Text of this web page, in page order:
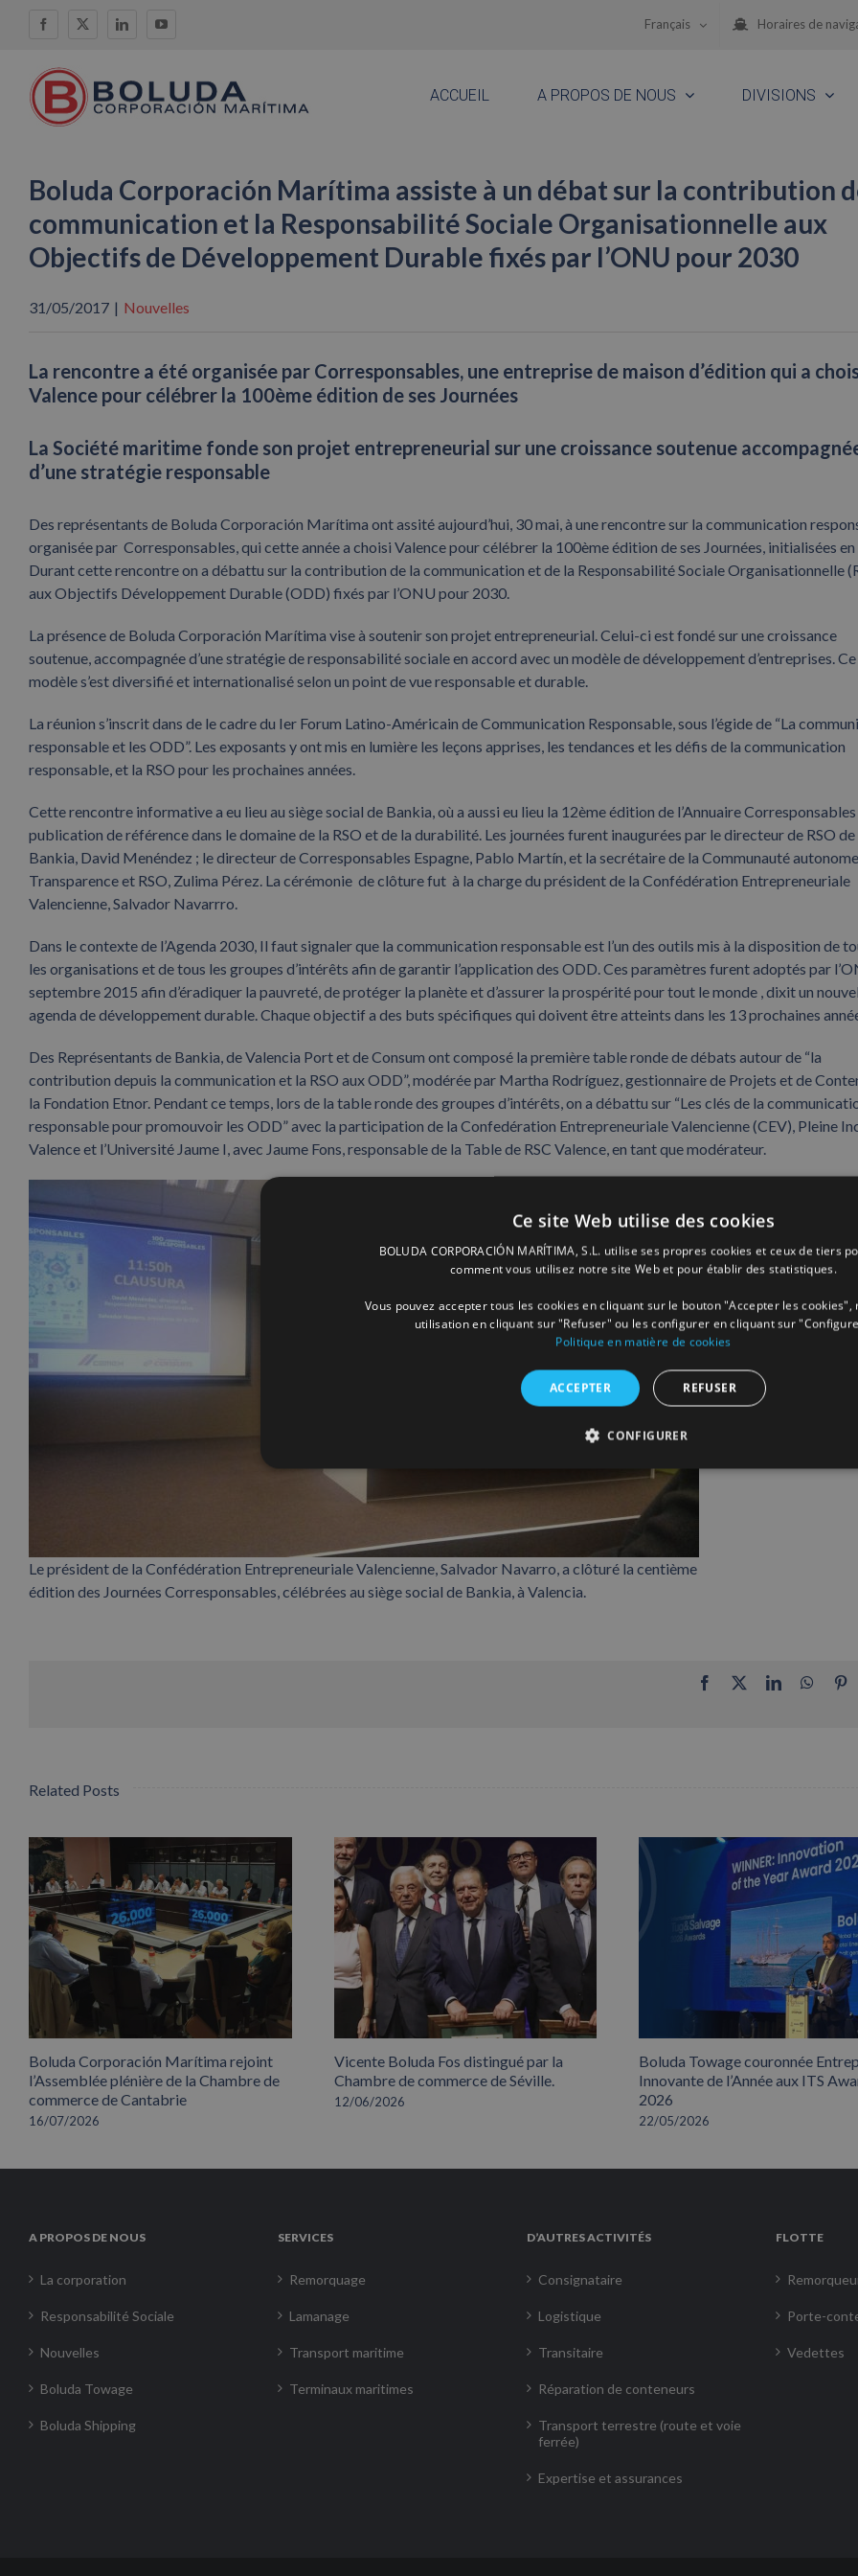
Facebook
X LinkedInYouTube Français Horaires de
ACCUEIL A PROPOS DE NOUS DIVISIONS
Boluda Corporación Marítima assiste à un débat sur la contribution
communication et la Responsabilité Sociale Organisationnelle aux
Objectifs de Développement Durable fixés par l’ONU pour 2030
31/05/2017 | Nouvelles
La rencontre a été organisée par Corresponsables, une entreprise de maison d’édition qui a
Valence pour célébrer la 100ème édition de ses Journées
La Société maritime fonde son projet entrepreneurial sur une croissance soutenue
d’une stratégie responsable
Des représentants de Boluda Corporación Marítima ont assité aujourd’hui, 30 mai, à une rencontre sur la communication
organisée par Corresponsables, qui cette année a choisi Valence pour célébrer la 100ème édition de ses Journées, initialisées
Durant cette rencontre on a débattu sur la contribution de la communication et de la Responsabilité Sociale Organisationnelle
aux Objectifs Développement Durable (ODD) fixés par l’ONU pour 2030.
La présence de Boluda Corporación Marítima vise à soutenir son projet entrepreneurial. Celui-ci est fondé sur une croissance
soutenue, accompagnée d’une stratégie de responsabilité sociale en accord avec un modèle de développement d’entreprises. Ce
modèle s’est diversifié et internationalisé selon un point de vue responsable et durable.
La réunion s’inscrit dans de le cadre du Ier Forum Latino-Américain de Communication Responsable, sous l’égide de “La
responsable et les ODD”. Les exposants y ont mis en lumière les leçons apprises, les tendances et les défis de la communication
responsable, et la RSO pour les prochaines années.
Cette rencontre informative a eu lieu au siège social de Bankia, où a aussi eu lieu la 12ème édition de l’Annuaire
publication de référence dans le domaine de la RSO et de la durabilité. Les journées furent inaugurées par le directeur de RSO de
Bankia, David Menéndez ; le directeur de Corresponsables Espagne, Pablo Martín, et la secrétaire de la Communauté
Transparence et RSO, Zulima Pérez. La cérémonie de clôture fut à la charge du président de la Confédération Entrepreneuriale
Valencienne, Salvador Navarrro.
Dans le contexte de l’Agenda 2030, Il faut signaler que la communication responsable est l’un des outils mis à la disposition de
les organisations et de tous les groupes d’intérêts afin de garantir l’application des ODD. Ces paramètres furent adoptés par
septembre 2015 afin d’éradiquer la pauvreté, de protéger la planète et d’assurer la prospérité pour tout le monde , dixit un nouvel
agenda de développement durable. Chaque objectif a des buts spécifiques qui doivent être atteints dans les 13 prochaines
Des Représentants de Bankia, de Valencia Port et de Consum ont composé la première table ronde de débats autour de “la
contribution depuis la communication et la RSO aux ODD”, modérée par Martha Rodríguez, gestionnaire de Projets et de
la Fondation Etnor. Pendant ce temps, lors de la table ronde des groupes d’intérêts, on a débattu sur “Les clés de la
responsable pour promouvoir les ODD” avec la participation de la Confedération Entrepreneuriale Valencienne (CEV), Pleine
Valence et l’Université Jaume I, avec Jaume Fons, responsable de la Table de RSC Valence, en tant que modérateur.
Le président de la Confédération Entrepreneuriale Valencienne, Salvador Navarro, a clôturé la centième
édition des Journées Corresponsables, célébrées au siège social de Bankia, à Valencia.
Facebook
X LinkedIn
Related Posts
Boluda Corporación Marítima rejoint
l’Assemblée plénière de la Chambre de
commerce de Cantabrie
16/07/2026
Vicente Boluda Fos distingué par la
Chambre de commerce de Séville.
12/06/2026
Boluda Towage couronnée
Innovante de l’Année aux ITS
2026
22/05/2026
A PROPOS DE NOUS
La corporation
Responsabilité Sociale
Nouvelles
Boluda Towage
Boluda Shipping
SERVICES
Remorquage
Lamanage
Transport maritime
Terminaux maritimes
D’AUTRES ACTIVITÉS
Consignataire
Logistique
Transitaire
Réparation de conteneurs
Transport terrestre (route et voie
ferrée)
Expertise et assurances
FLOTTE
Porte-
Vedettes
Ce site Web utilise des cookies
BOLUDA CORPORACIÓN MARÍTIMA, S.L. utilise ses propres cookies et ceux de tiers
comment vous utilisez notre site Web et pour établir des statistiques.
Vous pouvez accepter tous les cookies en cliquant sur le bouton "Accepter les
utilisation en cliquant sur "Refuser" ou les configurer en cliquant sur
Politique en matière de cookies
ACCEPTER REFUSER
CONFIGURER